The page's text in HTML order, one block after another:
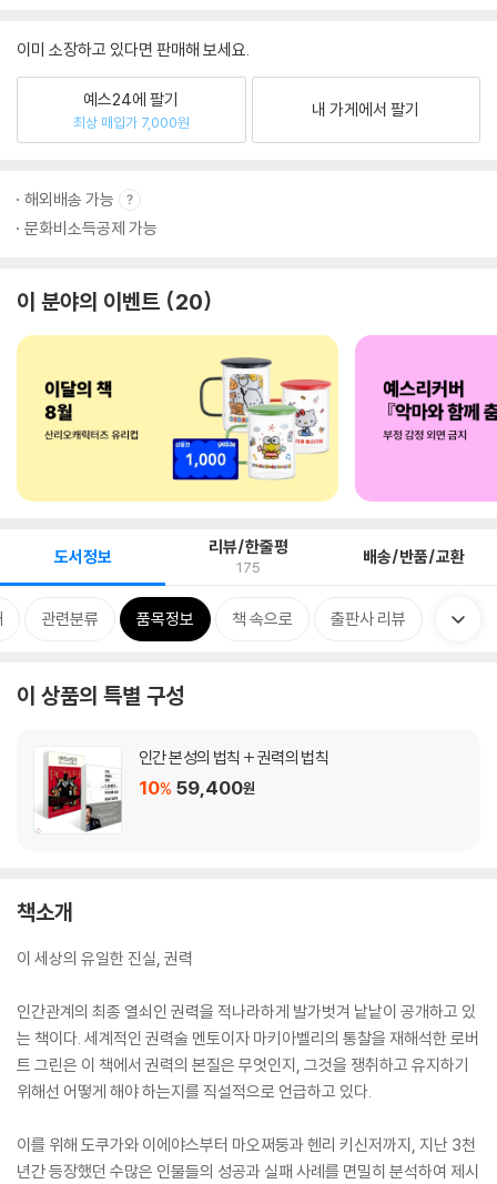
이미 소장하고 있다면 판매해 보세요.
예스24에 팔기
최상 매입가 7,000원
내 가게에서 팔기
해외배송 가능
문화비소득공제 가능
이 분야의 이벤트 20
도서정보 리뷰/한줄평
175 배송/반품/교환
관련분류 품목정보 책 속으로 출판사 리뷰
이 상품의 특별 구성
인간 본성의 법칙 + 권력의 법칙
10% 59,400원
책소개
이 세상의 유일한 진실, 권력
인간관계의 최종 열쇠인 권력을 적나라하게 발가벗겨 낱낱이 공개하고 있
는 책이다. 세계적인 권력술 멘토이자 마키아벨리의 통찰을 재해석한 로버
트 그린은 이 책에서 권력의 본질은 무엇인지, 그것을 쟁취하고 유지하기
위해선 어떻게 해야 하는지를 직설적으로 언급하고 있다.
이를 위해 도쿠가와 이에야스부터 마오쩌둥과 헨리 키신저까지, 지난 3천
년간 등장했던 수많은 인물들의 성공과 실패 사례를 면밀히 분석하여 제시